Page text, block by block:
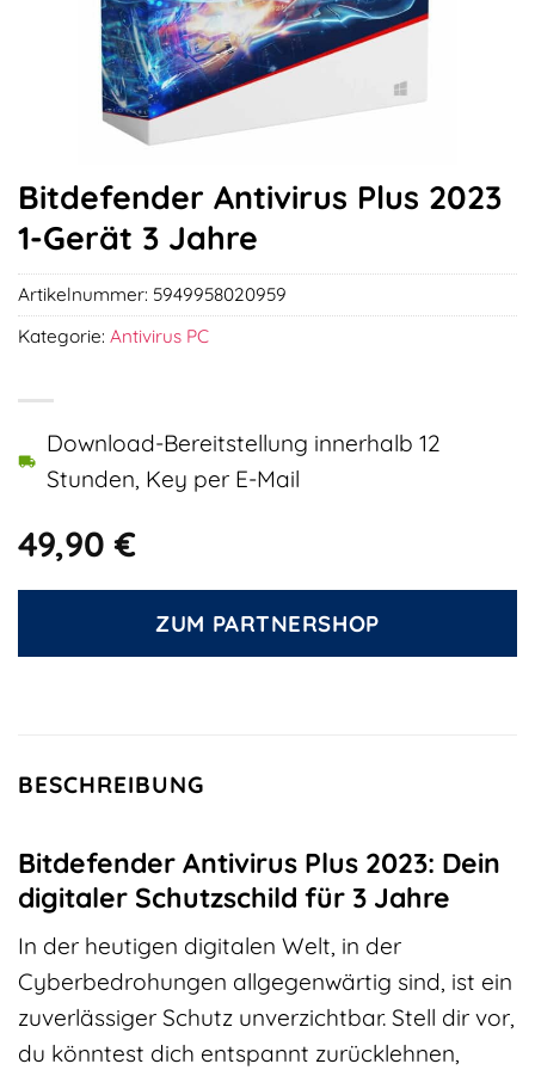
Bitdefender Antivirus Plus 2023
1-Gerät 3 Jahre
49,90€
Download-Bereitstellung innerhalb 12
Stunden, Key per E-Mail
ZUM PARTNERSHOP
Artikelnummer: 5949958020959
Kategorie: Antivirus PC
BESCHREIBUNG
Bitdefender Antivirus Plus 2023: Dein
digitaler Schutzschild für 3 Jahre
In der heutigen digitalen Welt, in der
Cyberbedrohungen allgegenwärtig sind, ist ein
zuverlässiger Schutz unverzichtbar. Stell dir vor,
du könntest dich entspannt zurücklehnen,